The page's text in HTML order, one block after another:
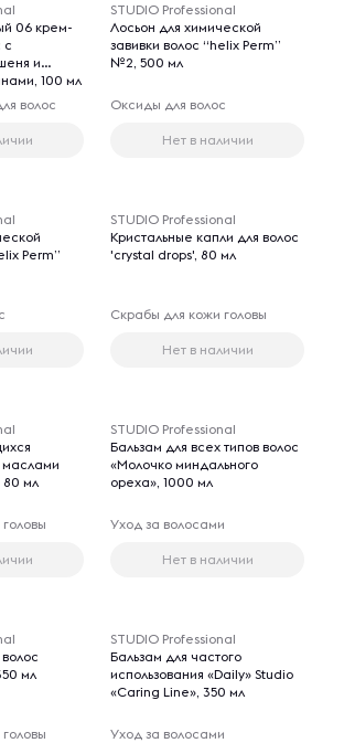
06 крем-
с
и
100 мл
волос
STUDIO Professional
Лосьон для химической
завивки волос “helix Perm”
№2, 500 мл
Оксиды для волос
Нет в наличии
Perm”
STUDIO Professional
Кристальные капли для волос
'crystal drops', 80 мл
Скрабы для кожи головы
Нет в наличии
маслами
80 мл
STUDIO Professional
Бальзам для всех типов волос
«Молочко миндального
ореха», 1000 мл
Уход за волосами
Нет в наличии
мл
STUDIO Professional
Бальзам для частого
использования «Daily» Studio
«Caring Line», 350 мл
Уход за волосами